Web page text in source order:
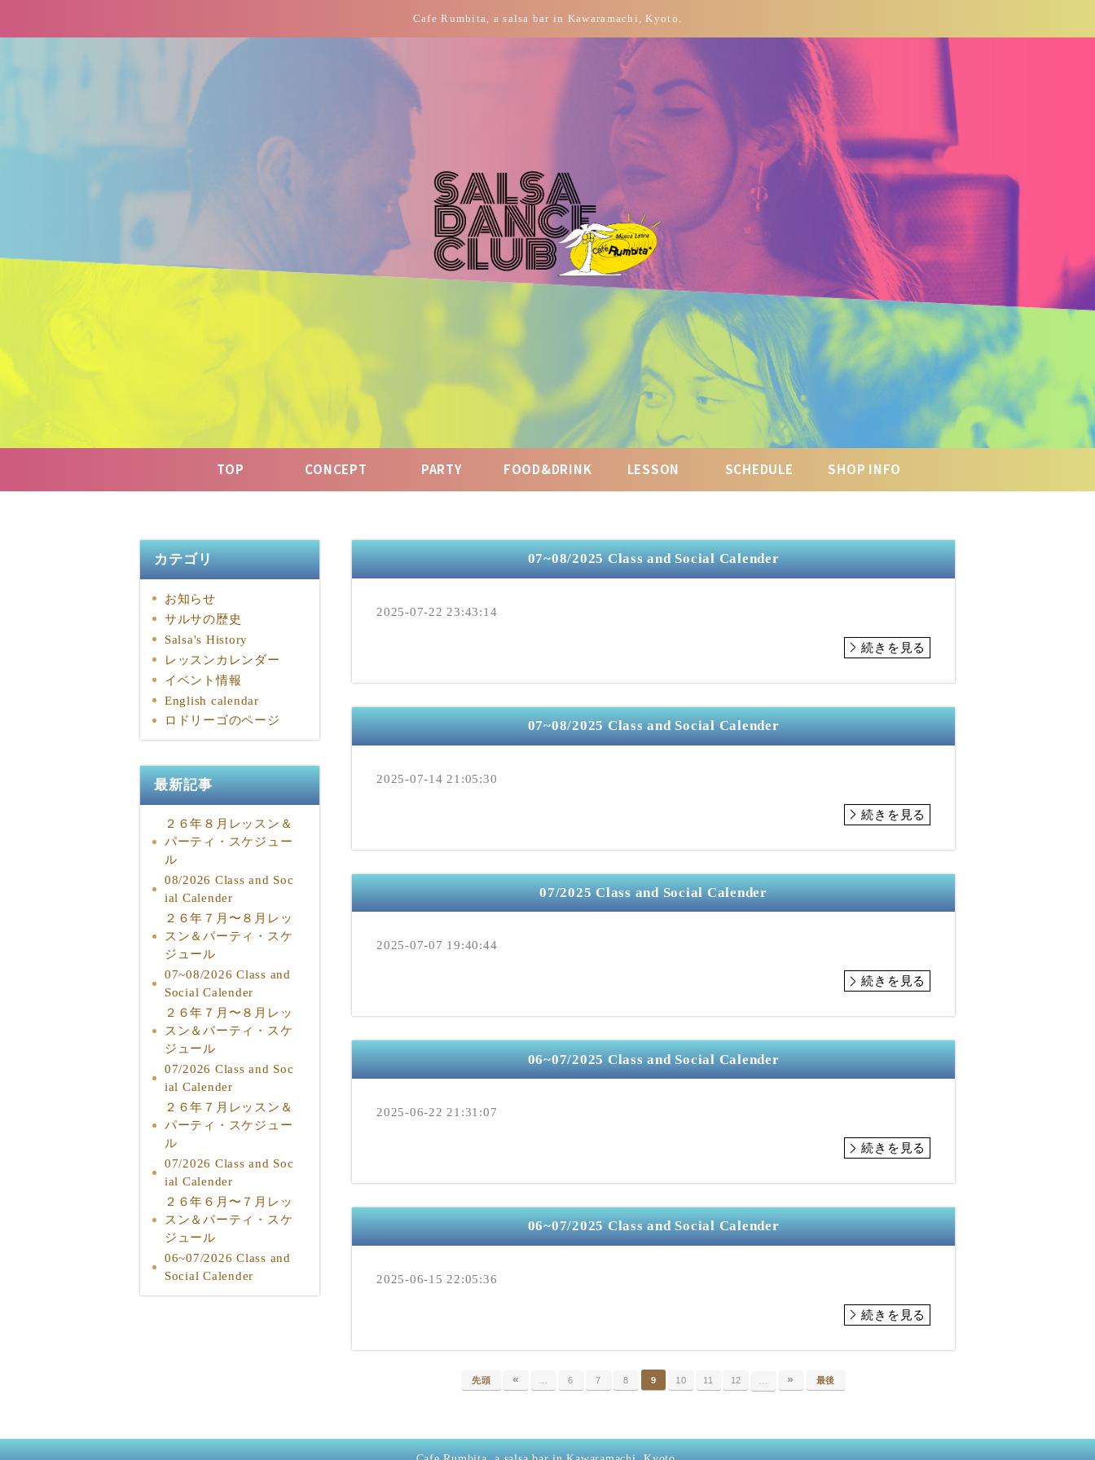
Cafe Rumbita, a salsa bar in Kawaramachi, Kyoto.
TOP CONCEPT PARTY FOOD&DRINK LESSON SCHEDULE SHOP INFO
カテゴリ
お知らせ
サルサの歴史
Salsa's History
レッスンカレンダー
イベント情報
English calendar
ロドリーゴのページ
最新記事
２６年８月レッスン＆
パーティ・スケジュー
ル
08/2026 Class and Soc
ial Calender
２６年７月〜８月レッ
スン＆パーティ・スケ
ジュール
07~08/2026 Class and
Social Calender
２６年７月〜８月レッ
スン＆パーティ・スケ
ジュール
07/2026 Class and Soc
ial Calender
２６年７月レッスン＆
パーティ・スケジュー
ル
07/2026 Class and Soc
ial Calender
２６年６月〜７月レッ
スン＆パーティ・スケ
ジュール
06~07/2026 Class and
Social Calender
07~08/2025 Class and Social Calender
2025-07-22 23:43:14
続きを見る
07~08/2025 Class and Social Calender
2025-07-14 21:05:30
続きを見る
07/2025 Class and Social Calender
2025-07-07 19:40:44
続きを見る
06~07/2025 Class and Social Calender
2025-06-22 21:31:07
続きを見る
06~07/2025 Class and Social Calender
2025-06-15 22:05:36
続きを見る
先頭 « 6 7 8 9 10 11 12 » 最後